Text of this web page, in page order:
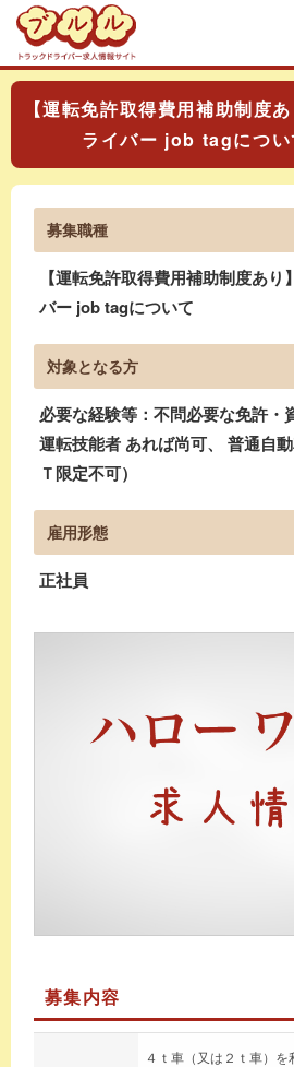
【運転免許取得費用補助制度
ライバー job tagについ
募集職種
【運転免許取得費用補助制度あ
バー job tagについて
対象となる方
必要な経験等：不問必要な免許・
運転技能者 あれば尚可、 普通自
Ｔ限定不可）
雇用形態
正社員
募集内容
４ｔ車（又は２ｔ車）